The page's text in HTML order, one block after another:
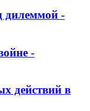
дилеммой -
-
действий в